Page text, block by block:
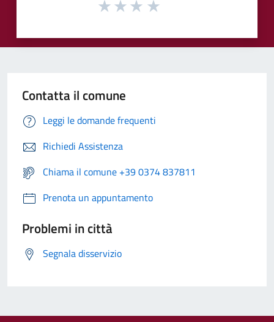
Contatta il comune
Leggi le domande frequenti
Richiedi Assistenza
Chiama il comune +39 0374 837811
Prenota un appuntamento
Problemi in città
Segnala disservizio